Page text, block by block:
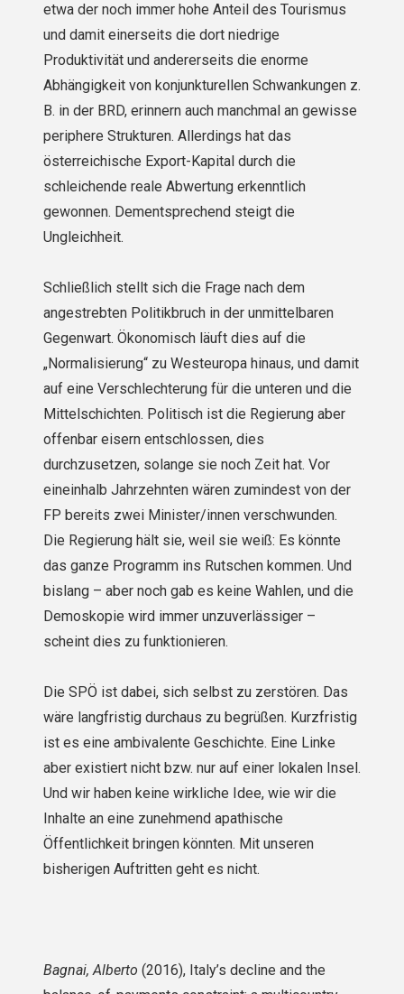
etwa der noch immer hohe Anteil des Tourismus
und damit einerseits die dort niedrige
Produktivität und andererseits die enorme
Abhängigkeit von konjunkturellen Schwankungen z.
B. in der BRD, erinnern auch manchmal an gewisse
periphere Strukturen. Allerdings hat das
österreichische Export-Kapital durch die
schleichende reale Abwertung erkenntlich
gewonnen. Dementsprechend steigt die
Ungleichheit.
Schließlich stellt sich die Frage nach dem
angestrebten Politikbruch in der unmittelbaren
Gegenwart. Ökonomisch läuft dies auf die
„Normalisierung“ zu Westeuropa hinaus, und damit
auf eine Verschlechterung für die unteren und die
Mittelschichten. Politisch ist die Regierung aber
offenbar eisern entschlossen, dies
durchzusetzen, solange sie noch Zeit hat. Vor
eineinhalb Jahrzehnten wären zumindest von der
FP bereits zwei Minister/innen ver­schwunden.
Die Regierung hält sie, weil sie weiß: Es könnte
das ganze Programm ins Rutschen kommen. Und
bislang – aber noch gab es keine Wahlen, und die
Demoskopie wird immer unzuverlässiger –
scheint dies zu funktionieren.
Die SPÖ ist dabei, sich selbst zu zerstören. Das
wäre langfristig durchaus zu begrüßen. Kurz­fristig
ist es eine ambivalente Geschichte. Eine Linke
aber existiert nicht bzw. nur auf einer lokalen Insel.
Und wir haben keine wirkliche Idee, wie wir die
Inhalte an eine zunehmend apathische
Öffentlichkeit bringen könnten. Mit unseren
bisherigen Auftritten geht es nicht.
Bagnai, Alberto (2016), Italy’s decline and the